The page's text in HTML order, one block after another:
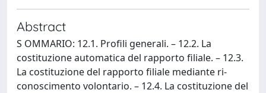
Abstract
S OMMARIO: 12.1. Profili generali. – 12.2. La
costituzione automatica del rapporto filiale. – 12.3.
La costituzione del rapporto filiale mediante ri-
conoscimento volontario. – 12.4. La costituzione del